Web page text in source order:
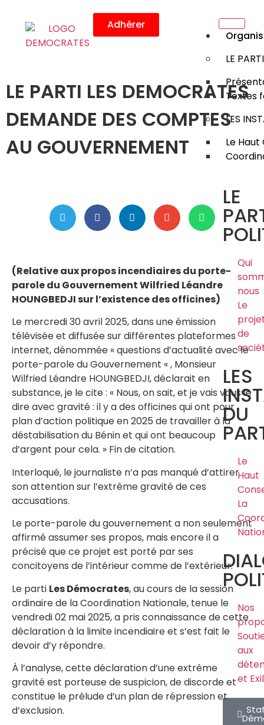
Adhérer
LE
Textes
LES
Le Haut
LE
Qui
nous
Le
de
LES
DU
Le
Haut
La
Nos
aux
et
LE PARTI LES DEMOCRATES
DEMANDE DES COMPTES
AU GOUVERNEMENT
(Relative aux propos incendiaires du porte-
parole du Gouvernement Wilfried Léandre
HOUNGBEDJI sur l’existence des officines)
Le mercredi 30 avril 2025, dans une émission
télévisée et diffusée sur différentes plateformes
internet, dénommée « questions d’actualité avec le
porte-parole du Gouvernement « , Monsieur
Wilfried Léandre HOUNGBEDJI, déclarait en
substance, je le cite : « Nous, on sait, et je vais vous le
dire avec gravité : il y a des officines qui ont pour
plan d’action politique en 2025 de travailler à la
déstabilisation du Bénin et qui ont beaucoup
d’argent pour cela. » Fin de citation.
Interloqué, le journaliste n’a pas manqué d’attirer
son attention sur l’extrême gravité de ces
accusations.
Le porte-parole du gouvernement a non seulement
affirmé assumer ses propos, mais encore il a
précisé que ce projet est porté par ses
concitoyens de l’intérieur comme de l’extérieur.
Le parti Les Démocrates, au cours de la session
ordinaire de la Coordination Nationale, tenue le
vendredi 02 mai 2025, a pris connaissance de cette
déclaration à la limite incendiaire et s’est fait le
devoir d’y répondre.
À l’analyse, cette déclaration d’une extrême
gravité est porteuse de suspicion, de discorde et
constitue le prélude d’un plan de répression et
d’exclusion.